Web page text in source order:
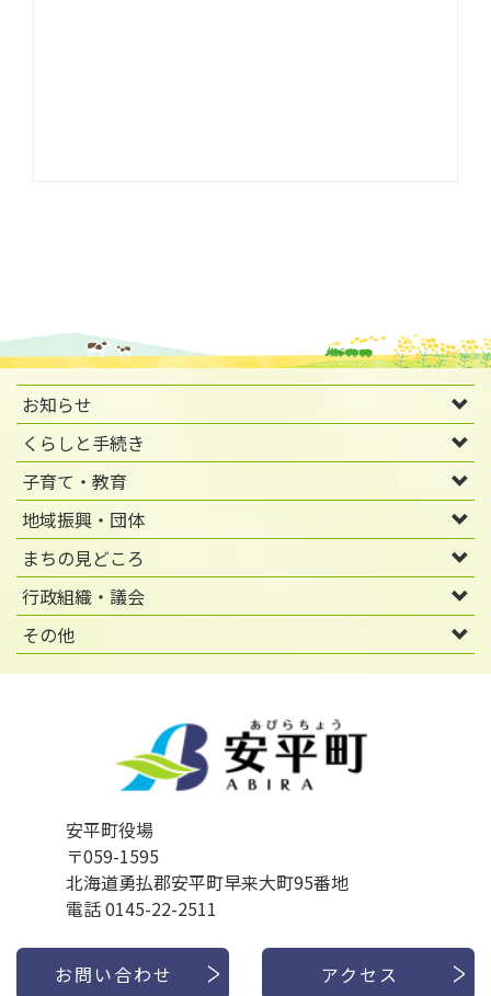
お知らせ
くらしと手続き
子育て・教育
地域振興・団体
まちの見どころ
行政組織・議会
その他
安平町役場
〒059-1595
北海道勇払郡安平町早来大町95番地
電話 0145-22-2511
お問い合わせ アクセス